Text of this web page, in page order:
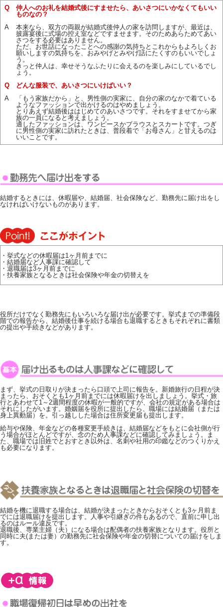
Q
仲人へのお礼を結婚式後にすませたら、あいさつにいかなくてもいい
ものなの？
A
本来なら、双方の両親が結婚式後仲人の家を訪問しますが、最近は、
披露宴後に式場の控え室などですませます。そのためあらためてあい
さつをする必要はありません。
ただ、お世話になったことへの感謝の気持ちとこれからもよろしくお
願いしますの気持ちを、おみやげとみやげ話にたくすのもいいでしょ
う。
きっと仲人は、幸せそうなふたりに会えるのを楽しみにしているでし
ょう。
Q
どんな服装で、あいさつにいけばいい？
A
「もう家族だから」と、男性側の実家に、自分の家のなかで着ている
ようなファッションで出かけるのはやめましょう。
とりあえず結婚後ははじめてのあいさつです。それをすませてから家
族の一員になると考えましょう。
適したファッションは、ワンピースかブラウスとスカートです。つぎ
に男性側の実家に訪れたときは、普段着で「お母さん」と甘えるのは
いいことです。
結婚するときには、休暇届や、結婚届、社会保険など、勤務先に届け出をし
なければいけないものがあります。
・挙式などの休暇届は1ヶ月前までに
・結婚届など人事課に確認して
・退職届は3ヶ月前までに
・扶養家族となるときは社会保険や年金の切替えを
役所だけでなく勤務先にもいろいろな届け出が必要です。挙式までの準備段
階での報告から、結婚後仕事を続ける場合も退職するときもそれぞれに書類
の提出や手続きなどがあります。
まず、挙式の日取りが決まったら口頭で上司に報告を。新婚旅行の日程が決
まったら、おそくとも1ヶ月前までには休暇届けを出しましょう。挙式・旅
行とあわせて1～2週間程度の休暇が一般的ですが、会社の規定がある場合は
それにしたがいます。婚姻届を役所に提出したら、職場には結婚届（または
身上異動届）を。引っ越しした場合は住所変更届も提出します。
給与や保険、年金などの各種変更手続きは、結婚届などをもとに会社側が行
う場合がほとんどですが、念のため人事課などに確認してみましょう。ま
た、職場では旧姓でとおすとき以外は、名刺や社用の印鑑などのつくりかえ
も必要になります。
結婚を機に退職する場合は、結婚が決まったときからおそくとも3ヶ月前ま
でには退職届けを提出します。人事や引継ぎの件もあるので、直前に申し出
るのはルール違反です。
退職後、専業主婦（夫）になる場合は配偶者の扶養家族となります。役所と
同時に夫(または妻）の勤務先に社会保険や年金の切替についての届けをしま
す。